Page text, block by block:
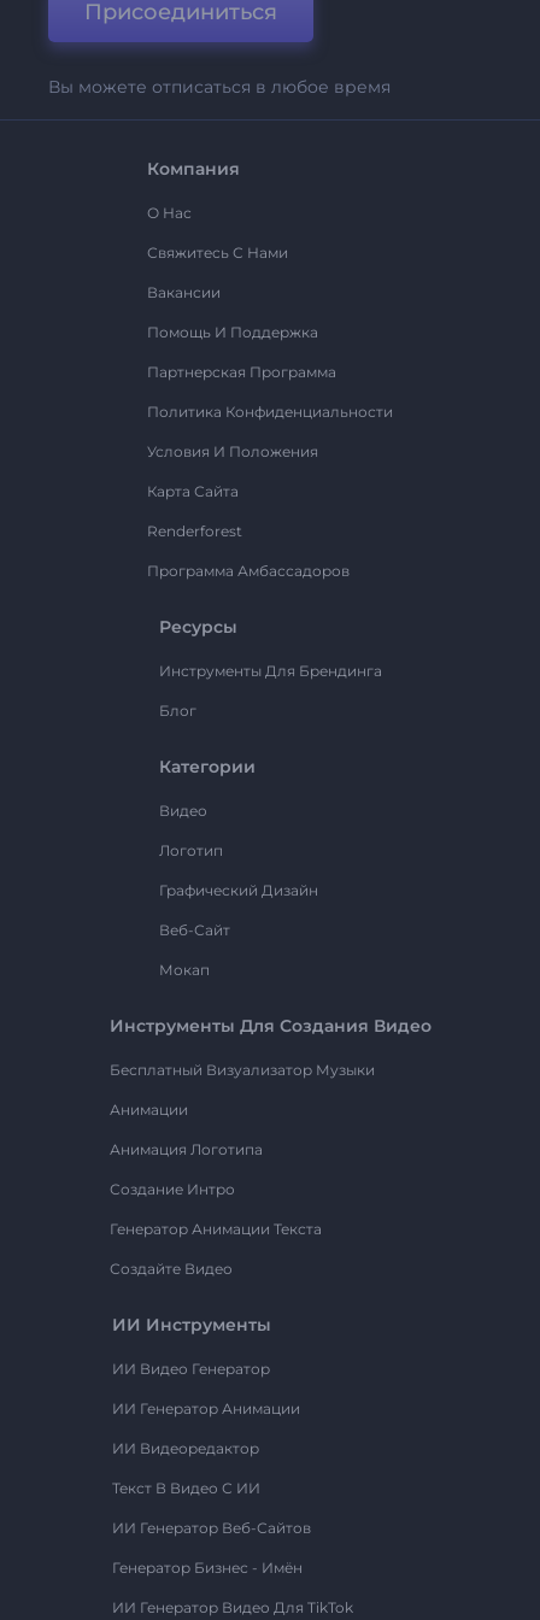
Присоединиться
Вы можете отписаться в любое время
Компания
О Нас
Свяжитесь С Нами
Вакансии
Помощь И Поддержка
Партнерская Программа
Политика Конфиденциальности
Условия И Положения
Карта Сайта
Renderforest
Программа Амбассадоров
Ресурсы
Инструменты Для Брендинга
Блог
Категории
Видео
Логотип
Графический Дизайн
Веб-Сайт
Мокап
Инструменты Для Создания Видео
Бесплатный Визуализатор Музыки
Анимации
Анимация Логотипа
Создание Интро
Генератор Анимации Текста
Создайте Видео
ИИ Инструменты
ИИ Видео Генератор
ИИ Генератор Анимации
ИИ Видеоредактор
Текст В Видео С ИИ
ИИ Генератор Веб-Сайтов
Генератор Бизнес - Имён
ИИ Генератор Видео Для TikTok